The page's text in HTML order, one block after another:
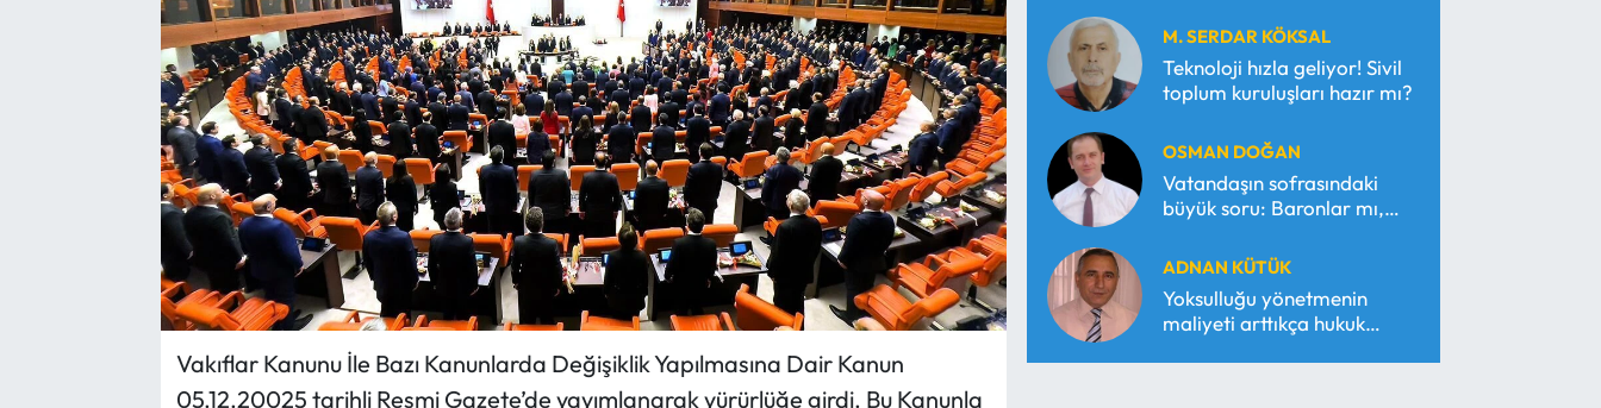
Vakıflar Kanunu İle Bazı Kanunlarda Değişiklik Yapılmasına Dair Kanun
05.12.20025 tarihli Resmi Gazete’de yayımlanarak yürürlüğe girdi. Bu Kanunla
M. SERDAR KÖKSAL
Teknoloji hızla geliyor! Sivil
toplum kuruluşları hazır mı?
OSMAN DOĞAN
Vatandaşın sofrasındaki
büyük soru: Baronlar mı,
ADNAN KÜTÜK
Yoksulluğu yönetmenin
maliyeti arttıkça hukuk